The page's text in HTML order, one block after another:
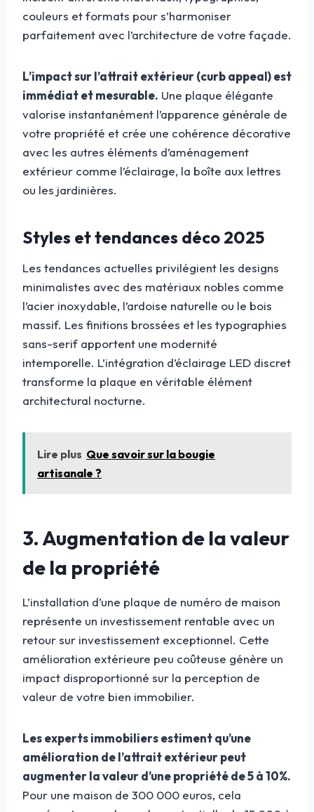
couleurs et formats pour s’harmoniser
parfaitement avec l’architecture de votre façade.
L’impact sur l’attrait extérieur (curb appeal) est
immédiat et mesurable. Une plaque élégante
valorise instantanément l’apparence générale de
votre propriété et crée une cohérence décorative
avec les autres éléments d’aménagement
extérieur comme l’éclairage, la boîte aux lettres
ou les jardinières.
Styles et tendances déco 2025
Les tendances actuelles privilégient les designs
minimalistes avec des matériaux nobles comme
l’acier inoxydable, l’ardoise naturelle ou le bois
massif. Les finitions brossées et les typographies
sans-serif apportent une modernité
intemporelle. L’intégration d’éclairage LED discret
transforme la plaque en véritable élément
architectural nocturne.
Lire plus Que savoir sur la bougie
artisanale ?
3. Augmentation de la valeur
de la propriété
L’installation d’une plaque de numéro de maison
représente un investissement rentable avec un
retour sur investissement exceptionnel. Cette
amélioration extérieure peu coûteuse génère un
impact disproportionné sur la perception de
valeur de votre bien immobilier.
Les experts immobiliers estiment qu’une
amélioration de l’attrait extérieur peut
augmenter la valeur d’une propriété de 5 à 10%.
Pour une maison de 300 000 euros, cela